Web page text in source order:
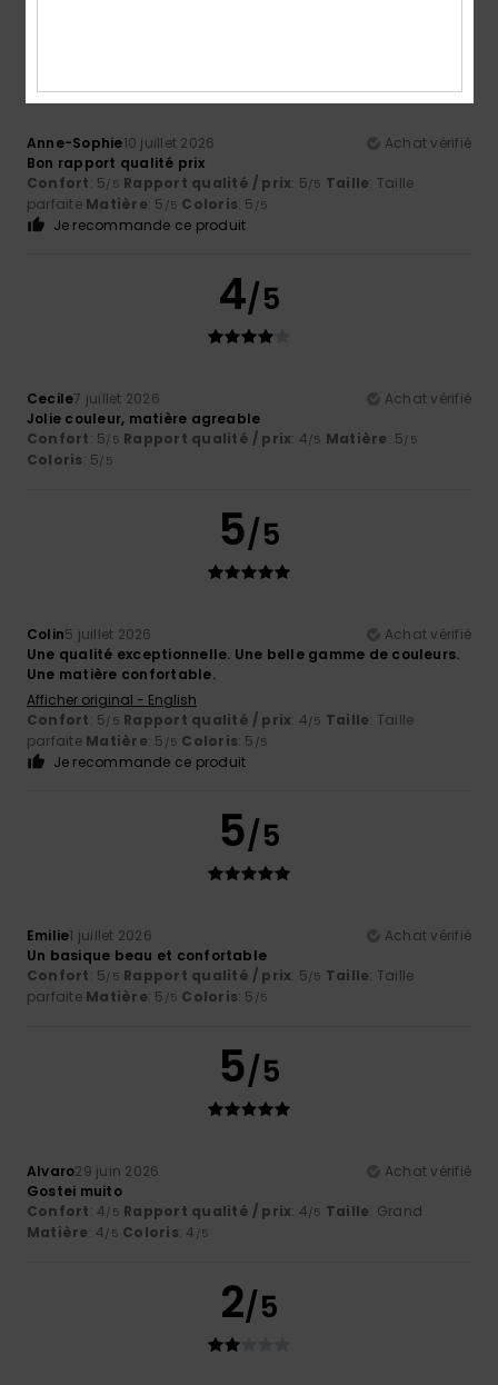
Anne-Sophie10 juillet 2026
Achat vérifié
Bon rapport qualité prix
Confort: 5/5 Rapport qualité / prix: 5/5 Taille: Taille
parfaite Matière: 5 /5 Coloris: 5 /5
Je recommande ce produit
4/5
Cecile7 juillet 2026
Achat vérifié
Jolie couleur, matière agreable
Confort: 5/5 Rapport qualité / prix: 4/5 Matière: 5/5
Coloris: 5/5
5/5
Colin5 juillet 2026
Achat vérifié
Une qualité exceptionnelle. Une belle gamme de couleurs.
Une matière confortable.
Afficher original - English
Confort: 5/5 Rapport qualité / prix: 4/5 Taille: Taille
parfaite Matière: 5 /5 Coloris: 5 /5
Je recommande ce produit
5/5
Emilie1 juillet 2026
Achat vérifié
Un basique beau et confortable
Confort: 5/5 Rapport qualité / prix: 5/5 Taille: Taille
parfaite Matière: 5 /5 Coloris: 5 /5
5/5
Alvaro29 juin 2026
Achat vérifié
Gostei muito
Confort: 4/5 Rapport qualité / prix: 4/5 Taille: Grand
Matière: 4/5 Coloris: 4 /5
2/5